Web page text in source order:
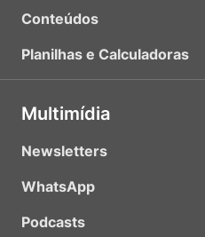
Conteúdos
Planilhas e Calculadoras
Multimídia
Newsletters
WhatsApp
Podcasts